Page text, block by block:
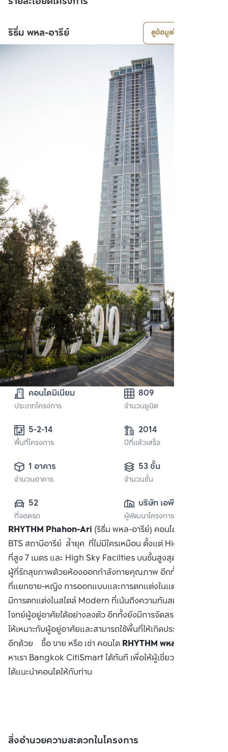
ริธึ่ม พหล-อารีย์ ดูข้อมูลโครงการ
คอนโดมิเนียม
ประเภทโครงการ
809
จำนวนยูนิต
พื้นที่โครงการ
2014
ปีที่แล้วเสร็จ
1 อาคาร
จำนวนอาคาร
53 ชั้น
จำนวนชั้น
52
ที่จอดรถ
บริษัท เอพี (ไทย
แลนด์)
จำกัด(มหาชน)
ผู้พัฒนาโครงการ
RHYTHM Phahon-Ari (ริธึ่ม พหล-อารีย์) คอนโดมิเนียม ใกล้
BTS สถานีอารีย์ ล้ำยุค ที่ไม่มีใครเหมือน ตั้งแต่ High Ceiling
ที่สูง 7 เมตร และ High Sky Facilties บนชั้นสูงสุด พร้อมเอาใจ
ผู้ที่รักสุขภาพด้วยห้องออกกำลังกายคุณภาพ อีกทั้งห้องซาวน่า
ที่แยกชาย-หญิง การออกแบบและการตกแต่งในแต่ละห้องนั้น จะ
มีการตกแต่งในสไตล์ Modern ที่เน้นถึงความทันสมัยและตอบ
โจทย์ผู้อยู่อาศัยได้อย่างลงตัว อีกทั้งยังมีการจัดสรรพื้นที่การใช้
ให้เหมาะกับผู้อยู่อาศัยและสามารถใช้พื้นที่ให้เกิดประโยชน์สูงสุด
อีกด้วย ซื้อ ขาย หรือ เช่า คอนโดRHYTHM พหล-อารีย์
หาเรา Bangkok CitiSmart ได้ทันที เพื่อให้ผู้เชี่ยวชาญของเรา
ได้แนะนำคอนโดให้กับท่าน
สิ่งอำนวยความสะดวกในโครงการ